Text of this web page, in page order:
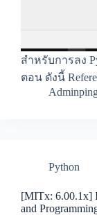
สำหรับการลง
ตอน ดังนี้
Python
[MITx: 6.00.1x]
and